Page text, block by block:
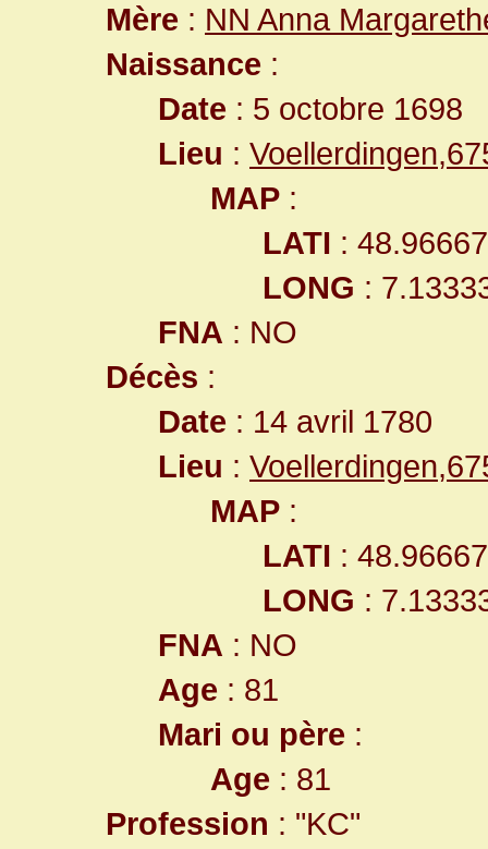
Mère : NN Anna
Naissance :
Date : 5 octobre 1698
Lieu :
MAP :
LATI :
LONG :
FNA : NO
Décès :
Date : 14 avril 1780
Lieu :
MAP :
LATI :
LONG :
FNA : NO
Age : 81
Mari ou père :
Age : 81
Profession : "KC"